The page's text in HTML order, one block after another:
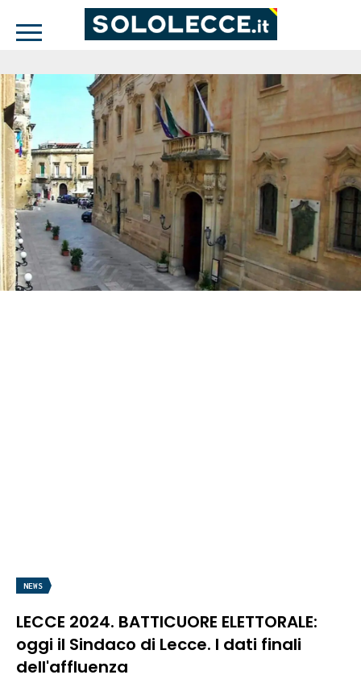
NEWS
LECCE 2024. BATTICUORE ELETTORALE:
oggi il Sindaco di Lecce. I dati finali
dell'affluenza